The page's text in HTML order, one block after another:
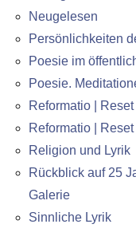
Neugelesen
Persönlichkeiten
Poesie im
Poesie.
Reformatio | Reset
Reformatio |
Religion und Lyrik
Rückblick auf 25
Galerie
Sinnliche Lyrik